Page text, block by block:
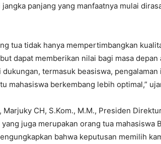
panjang yang manfaatnya mulai
tua tidak hanya mempertimbangkan
dapat memberikan nilai bagi masa depan
termasuk beasiswa,
mahasiswa berkembang lebih optimal,”
CH, S.Kom., M.M., Presiden
juga merupakan orang tua mahasiswa
bahwa keputusan memilih